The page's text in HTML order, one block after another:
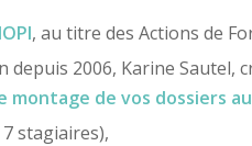
, au titre des Actions de
depuis 2006, Karine Sautel,
montage de vos dossiers
stagiaires),